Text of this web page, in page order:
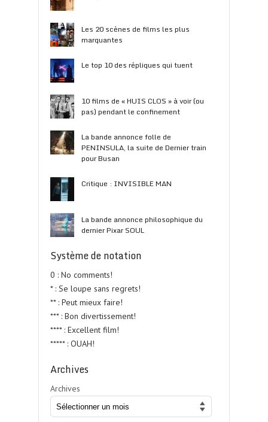
Les 20 scènes de films les plus
marquantes
Le top 10 des répliques qui tuent
10 films de « HUIS CLOS » à voir (ou
pas) pendant le confinement
La bande annonce folle de
PENINSULA, la suite de Dernier train
pour Busan
Critique : INVISIBLE MAN
La bande annonce philosophique du
dernier Pixar SOUL
Système de notation
0 : No comments!
* : Se loupe sans regrets!
** : Peut mieux faire!
*** : Bon divertissement!
**** : Excellent film!
***** : OUAH!
Archives
Archives